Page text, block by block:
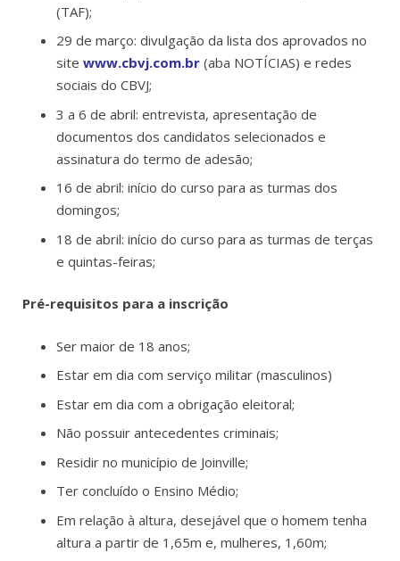
(TAF);
29 de março: divulgação da lista dos aprovados no
site www.cbvj.com.br(aba NOTÍCIAS) e redes
sociais do CBVJ;
3 a 6 de abril: entrevista, apresentação de
documentos dos candidatos selecionados e
assinatura do termo de adesão;
16 de abril: início do curso para as turmas dos
domingos;
18 de abril: início do curso para as turmas de terças
e quintas-feiras;
Pré-requisitos para a inscrição
Ser maior de 18 anos;
Estar em dia com serviço militar (masculinos)
Estar em dia com a obrigação eleitoral;
Não possuir antecedentes criminais;
Residir no município de Joinville;
Ter concluído o Ensino Médio;
Em relação à altura, desejável que o homem tenha
altura a partir de 1,65m e, mulheres, 1,60m;